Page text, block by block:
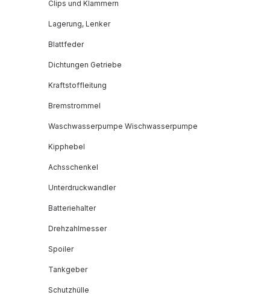
Clips und Klammern
Lagerung, Lenker
Blattfeder
Dichtungen Getriebe
Kraftstoffleitung
Bremstrommel
Waschwasserpumpe Wischwasserpumpe
Kipphebel
Achsschenkel
Unterdruckwandler
Batteriehalter
Drehzahlmesser
Spoiler
Tankgeber
Schutzhülle